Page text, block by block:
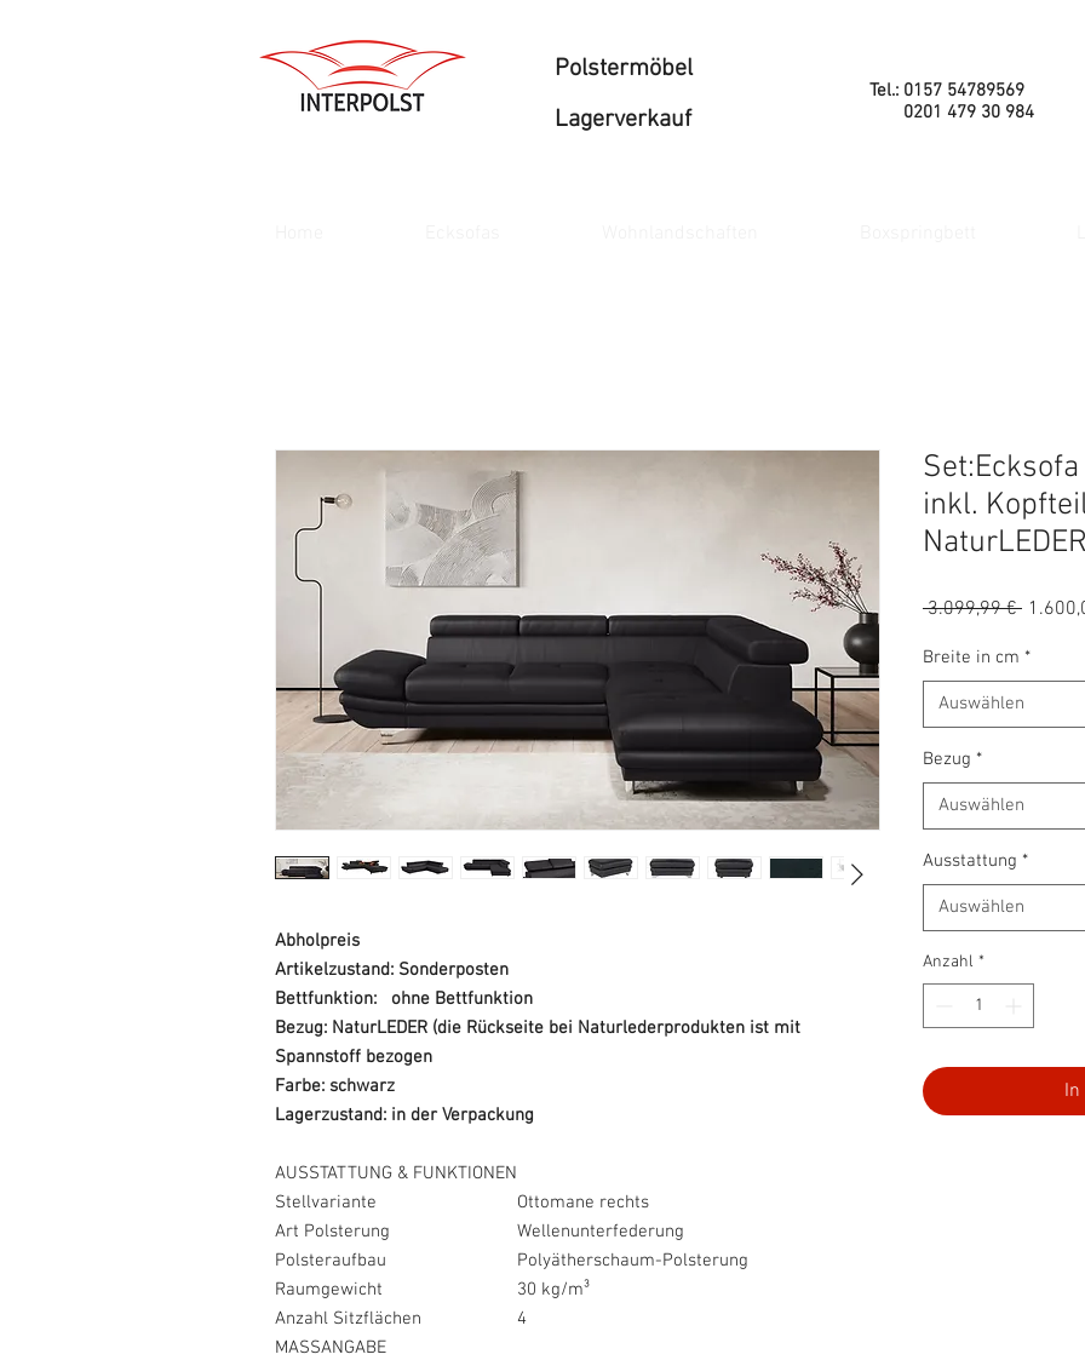
Polstermöbel
Lagerverkauf
Tel.: 0157 54789569
0201 479 30 984
Abholpreis
Artikelzustand: Sonderposten
Bettfunktion: ohne Bettfunktion
Bezug: NaturLEDER (die Rückseite bei Naturlederprodukten ist mit
Spannstoff bezogen
Farbe: schwarz
Lagerzustand: in der Verpackung
AUSSTATTUNG & FUNKTIONEN
Stellvariante
Ottomane rechts
Art Polsterung
Wellenunterfederung
Polsteraufbau
Polyätherschaum-Polsterung
Raumgewicht
30 kg/m³
Anzahl Sitzflächen
4
MASSANGABE
Set:Ecksofa
inkl.
NaturLEDER
3.099,99 €
Breite in cm *
Auswählen
Bezug *
Auswählen
Ausstattung *
Auswählen
Anzahl *
In